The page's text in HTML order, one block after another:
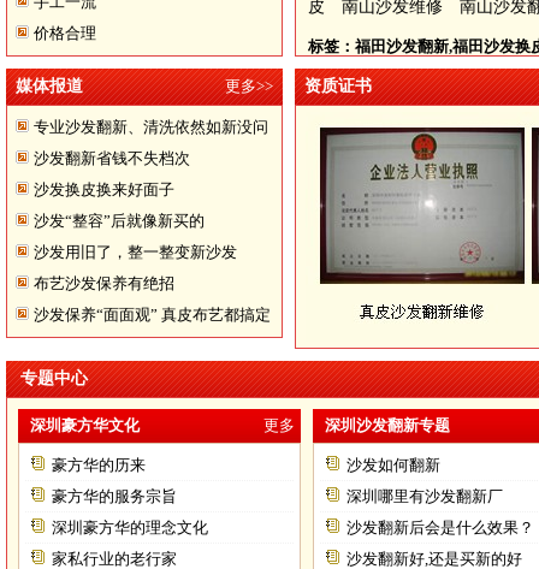
价格合理
皮 南山沙发维修 南山沙发
标签：福田沙发翻新,福田沙发换
分享到： QQ空间 新
0
媒体报道 更多>>
专业沙发翻新、清洗依然如新没问
题
沙发翻新省钱不失档次
沙发换皮换来好面子
沙发“整容”后就像新买的
沙发用旧了，整一整变新沙发
布艺沙发保养有绝招
沙发保养“面面观” 真皮布艺都搞定
资质证书
专题中心
深圳豪方华文化 更多
豪方华的历来
豪方华的服务宗旨
深圳豪方华的理念文化
家私行业的老行家
深圳沙发翻新专题
沙发如何翻新
深圳哪里有沙发翻新厂
沙发翻新后会是什么效果？
沙发翻新好,还是买新的好